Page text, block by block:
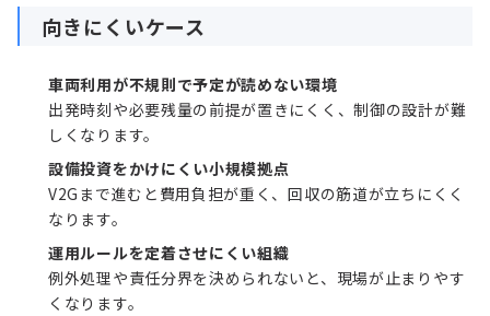
向きにくいケース
車両利用が不規則で予定が読めない環境
出発時刻や必要残量の前提が置きにくく、制御の設計が難
しくなります。
設備投資をかけにくい小規模拠点
V2Gまで進むと費用負担が重く、回収の筋道が立ちにくく
なります。
運用ルールを定着させにくい組織
例外処理や責任分界を決められないと、現場が止まりやす
くなります。